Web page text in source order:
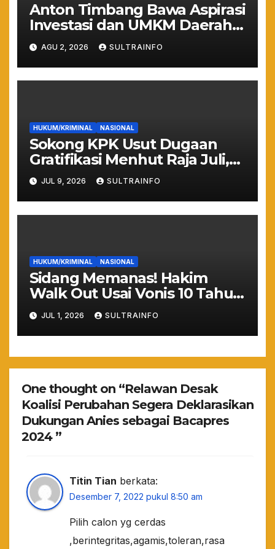
Anton Timbang Bawa Aspirasi
Investasi dan UMKM Daerah
ke Istana Merdeka
AGU 2, 2026 SULTRAINFO
HUKUM/KRIMINAL NASIONAL
Sokong KPK Usut Dugaan
Gratifikasi Menhut Raja Juli,
WHN: Jangan Sampai Hutan
Gundul Bikin Banjir!
JUL 9, 2026 SULTRAINFO
HUKUM/KRIMINAL NASIONAL
Sidang Memanas! Hakim
Walk Out Usai Vonis 10 Tahun
Nadiem Makarim, Kuasa
Hukum: “Yang Mulia Takut
Ya!”
JUL 1, 2026 SULTRAINFO
One thought on “Relawan Desak
Koalisi Perubahan Segera Deklarasikan
Dukungan Anies sebagai Bacapres
2024 ”
Titin Tian berkata:
Desember 7, 2022 pukul 8:50 am
Pilih calon yg cerdas
,berintegritas,agamis,toleran,rasa